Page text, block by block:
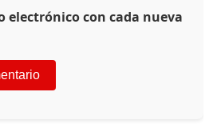
electrónico con cada nueva